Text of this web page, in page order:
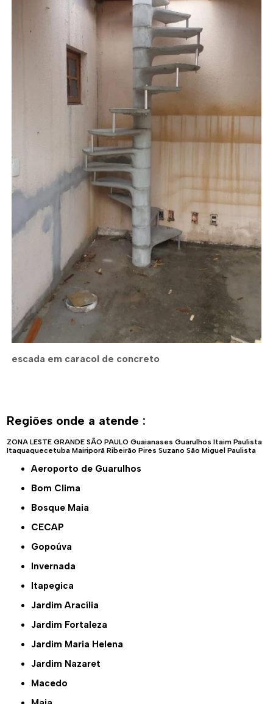
escada em caracol de concreto
Regiões onde a atende :
ZONA LESTE GRANDE SÃO PAULO Guaianases Guarulhos Itaim Paulista
Itaquaquecetuba Mairiporã Ribeirão Pires Suzano São Miguel Paulista
Aeroporto de Guarulhos
Bom Clima
Bosque Maia
CECAP
Gopoúva
Invernada
Itapegica
Jardim Aracília
Jardim Fortaleza
Jardim Maria Helena
Jardim Nazaret
Macedo